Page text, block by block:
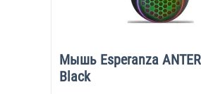
Мышь Esperanza
Black